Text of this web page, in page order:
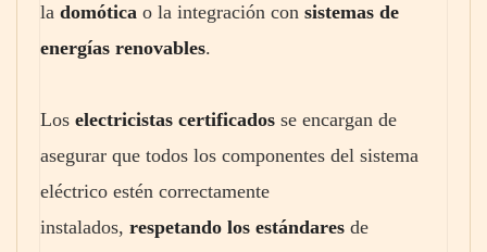
la domótica o la integración con sistemas de
energías renovables.
Los electricistas certificados se encargan de
asegurar que todos los componentes del sistema
eléctrico estén correctamente
instalados, respetando los estándares de